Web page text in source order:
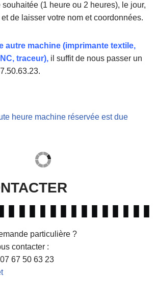
(1 heure ou 2 heures), le jour,
de laisser votre nom et coordonnées.
autre machine (imprimante textile,
traceur), il suffit de nous passer un
heure machine réservée est due
particulière ?
contacter :
07 67 50 63 23